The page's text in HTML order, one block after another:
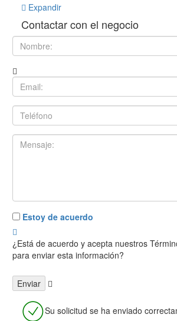
Expandir
Contactar con el negocio
Estoy de acuerdo
¿Está de acuerdo y acepta nuestros
para enviar esta información?
Su solicitud se ha enviado